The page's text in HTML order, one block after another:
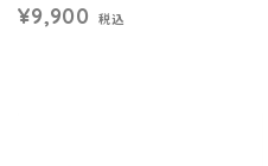
¥9,900 税込